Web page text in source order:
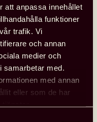
att anpassa innehållet
funktioner
trafik. Vi
och annan
medier och
samarbetar med.
med annan
eller som de har
tre programpunkter
bildning och
tillgängliga att se.